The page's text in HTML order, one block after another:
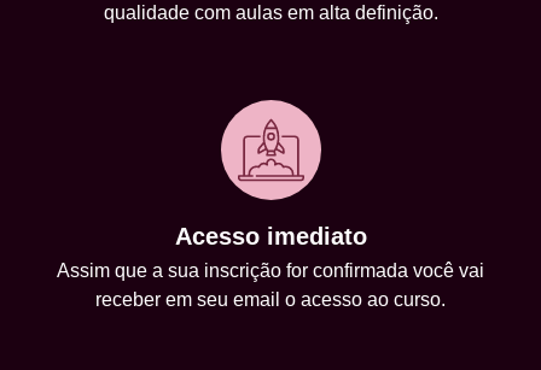
qualidade com aulas em alta definição.
Acesso imediato
Assim que a sua inscrição for confirmada você vai
receber em seu email o acesso ao curso.